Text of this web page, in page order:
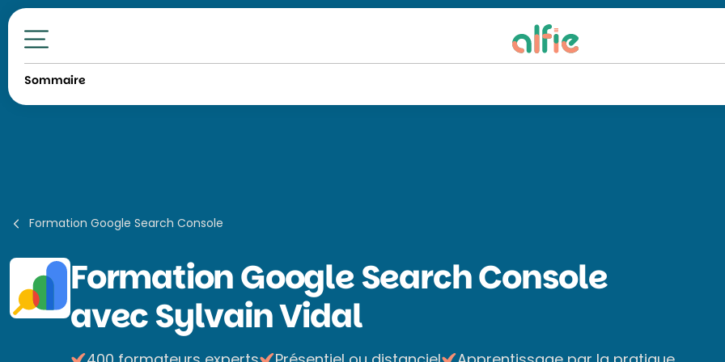
Toutes nos formations
Sommaire
Formation Google Search Console
FormationGoogle Search Console
avec Sylvain Vidal